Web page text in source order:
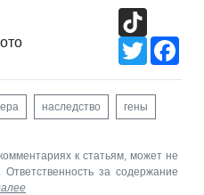
Twitter
наследство гены
к статьям, может не
за содержание